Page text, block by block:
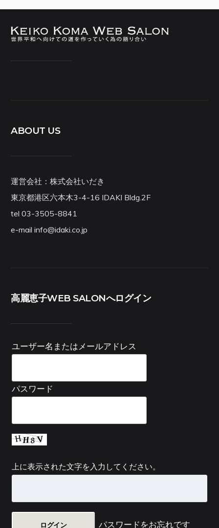
ABOUT US
運営会社：株式会社いだき
東京都港区六本木3-4-16 IDAKI Bldg.2F
tel 03-3505-8841
e-mail info@idaki.co.jp
高麗恵子WEB SALONへログイン
ユーザー名またはメールアドレス
パスワード
上に表示された文字を入力してください。
パスワードをお忘れです